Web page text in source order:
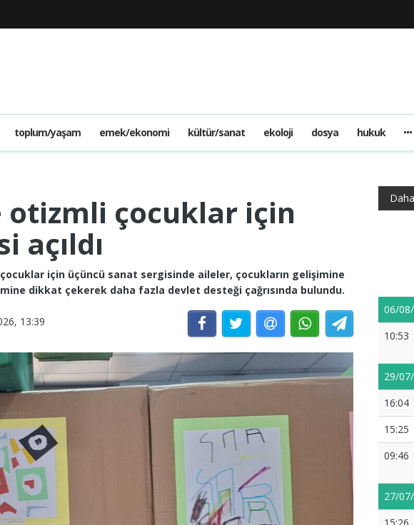
toplum/yaşam emek/ekonomi kültür/sanat ekoloji dosya hukuk
otizmli çocuklar için
açıldı
için üçüncü sanat sergisinde aileler, çocukların gelişimine
dikkat çekerek daha fazla devlet desteği çağrısında bulundu.
13:39
06/
10:53
29/
16:04
15:25
09:46
27/